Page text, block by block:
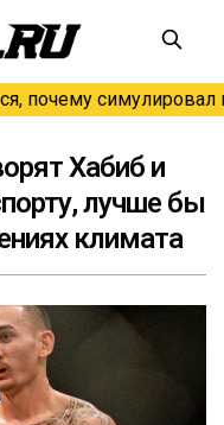
почему симулировал
Хабиб и
лучше бы
климата